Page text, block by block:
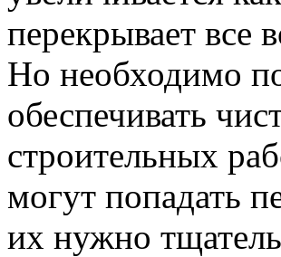
перекрывает все
Но необходимо
обеспечивать
строительных
могут попадать
их нужно